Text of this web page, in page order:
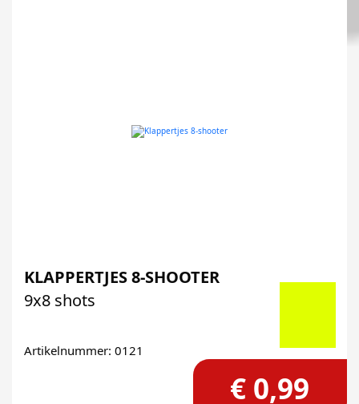
KLAPPERTJES 8-SHOOTER
9x8 shots
Artikelnummer: 0121
€ 0,99